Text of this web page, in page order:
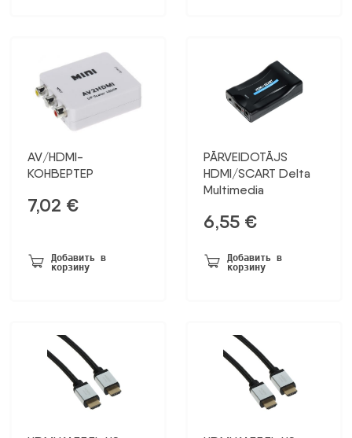
AV/HDMI-
КОНВЕРТЕР
7,02 €
Добавить в
корзину
PĀRVEIDOTĀJS
HDMI/SCART Delta
Multimedia
6,55 €
Добавить в
корзину